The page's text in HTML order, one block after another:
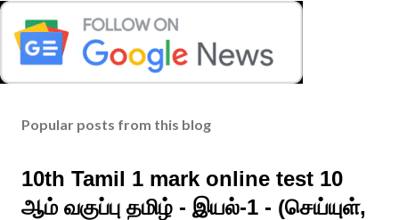
Popular posts from this blog
10th Tamil 1 mark online test 10
ஆம் வகுப்பு தமிழ் - இயல்-1 - (செய்யுள்,